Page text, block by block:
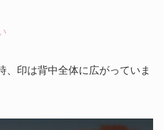
、印は背中全体に広がっていま